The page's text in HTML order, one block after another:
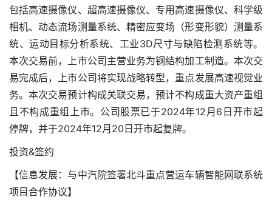
包括高速摄像仪、超高速摄像仪、专用高速摄像仪、科学级
相机、动态流场测量系统、精密应变场（形变形貌）测量系
统、运动目标分析系统、工业3D尺寸与缺陷检测系统等。
本次交易前，上市公司主营业务为钢结构加工制造。本次交
易完成后，上市公司将实现战略转型，重点发展高速视觉业
务。本次交易预计构成关联交易，预计不构成重大资产重组
且不构成重组上市。公司股票已于2024年12月6日开市起
停牌，并于2024年12月20日开市起复牌。
投资&签约
【信息发展：与中汽院签署北斗重点营运车辆智能网联系统
项目合作协议】